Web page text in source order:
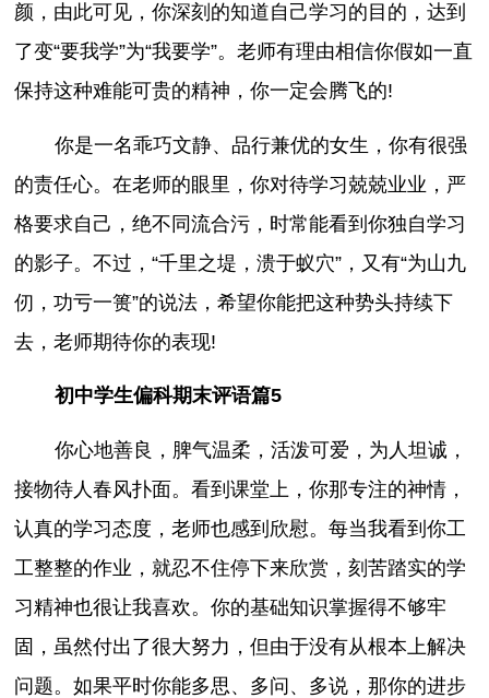
颜，由此可见，你深刻的知道自己学习的目的，达到
了变“要我学”为“我要学”。老师有理由相信你假如一直
保持这种难能可贵的精神，你一定会腾飞的!
你是一名乖巧文静、品行兼优的女生，你有很强
的责任心。在老师的眼里，你对待学习兢兢业业，严
格要求自己，绝不同流合污，时常能看到你独自学习
的影子。不过，“千里之堤，溃于蚁穴”，又有“为山九
仞，功亏一篑”的说法，希望你能把这种势头持续下
去，老师期待你的表现!
初中学生偏科期末评语篇5
你心地善良，脾气温柔，活泼可爱，为人坦诚，
接物待人春风扑面。看到课堂上，你那专注的神情，
认真的学习态度，老师也感到欣慰。每当我看到你工
工整整的作业，就忍不住停下来欣赏，刻苦踏实的学
习精神也很让我喜欢。你的基础知识掌握得不够牢
固，虽然付出了很大努力，但由于没有从根本上解决
问题。如果平时你能多思、多问、多说，那你的进步